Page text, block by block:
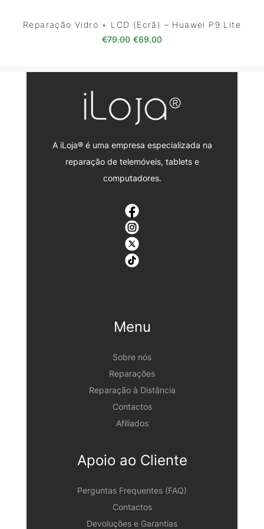
Reparação Vidro + LCD (Ecrã) – Huawei P9 Lite
€79.00 O preço original era: €79.00.
€69.00O preço atual é:
A iLoja® é uma empresa especializada na
reparação de telemóveis, tablets e
computadores.
Menu
Sobre nós
Reparações
Reparação à Distância
Contactos
Afiliados
Apoio ao Cliente
Perguntas Frequentes (FAQ)
Contactos
Devoluções e Garantias